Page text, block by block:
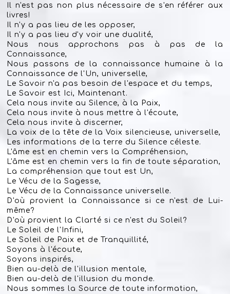
Il n'est pas non plus nécessaire de s'en référer aux
livres!
Il n'y a pas lieu de les opposer,
Il n'y a pas lieu d'y voir une dualité,
Nous nous approchons pas à pas de la
Connaissance,
Nous passons de la connaissance humaine à la
Connaissance de l'Un, universelle,
Le Savoir n'a pas besoin de l'espace et du temps,
Le Savoir est Ici, Maintenant.
Cela nous invite au Silence, à la Paix,
Cela nous invite à nous mettre à l'écoute,
Cela nous invite à discerner,
La voix de la tête de la Voix silencieuse, universelle,
Les informations de la terre du Silence céleste.
L'âme est en chemin vers la Compréhension,
L'âme est en chemin vers la fin de toute séparation,
La compréhension que tout est Un,
Le Vécu de la Sagesse,
Le Vécu de la Connaissance universelle.
D'où provient la Connaissance si ce n'est de Lui-
même?
D'où provient la Clarté si ce n'est du Soleil?
Le Soleil de l'Infini,
Le Soleil de Paix et de Tranquillité,
Soyons à l'écoute,
Soyons inspirés,
Bien au-delà de l'illusion mentale,
Bien au-delà de l'illusion du monde.
Nous sommes la Source de toute information,